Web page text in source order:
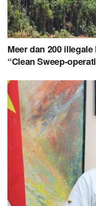
Meer dan 200
“Clean Sweep-